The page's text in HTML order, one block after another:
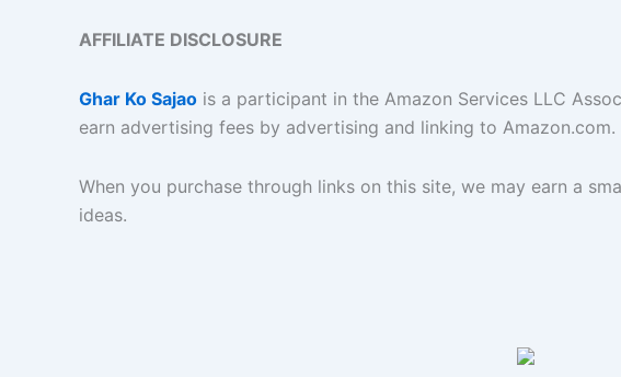
w
t
t
e
o
o
f
t
e
r
b
e
AFFILIATE DISCLOSURE
Ghar Ko Sajao is a participant in the Amazon Services LLC
earn advertising fees by advertising and linking to Amazon.com.
When you purchase through links on this site, we may earn a
ideas.